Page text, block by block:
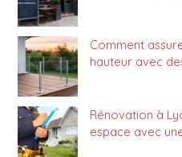
Comment
hauteur avec
Rénovation à
espace avec